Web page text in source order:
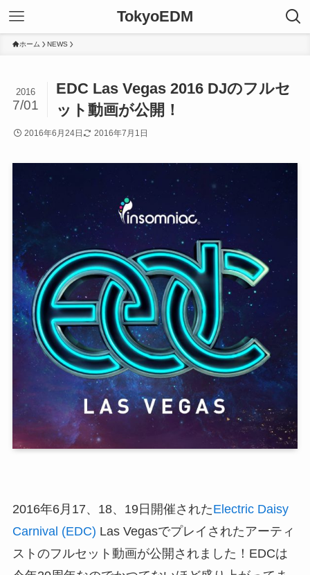
TokyoEDM
ホーム NEWS
EDC Las Vegas 2016 DJのフルセ
ット動画が公開！
2016
7/01
2016年6月24日 2016年7月1日
2016年6月17、18、19日開催されたElectric Daisy
Carnival (EDC) Las Vegasでプレイされたアーティ
ストのフルセット動画が公開されました！EDCは